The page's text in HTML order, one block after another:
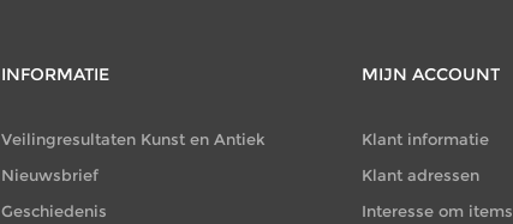
INFORMATIE
Veilingresultaten Kunst en Antiek
Nieuwsbrief
Geschiedenis
MIJN ACCOUNT
Klant informatie
Klant adressen
Interesse om items